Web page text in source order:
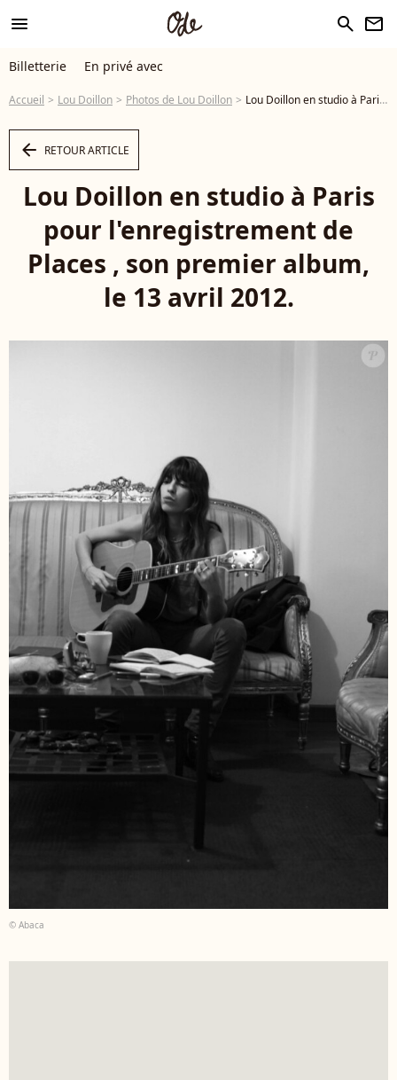
menu search newsletter
Billetterie En privé avec
Accueil Lou Doillon Photos de Lou Doillon Lou Doillon en studio à Paris pour l'enregistrement de Places, son premier album, le 13 avril 2012. - Photo
arrow_left RETOUR ARTICLE
Lou Doillon en studio à Paris
pour l'enregistrement de
Places , son premier album,
le 13 avril 2012.
© Abaca